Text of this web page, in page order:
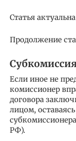
Статья
Продолжение
Если иное не
комиссионер
договора
лицом,
РФ).